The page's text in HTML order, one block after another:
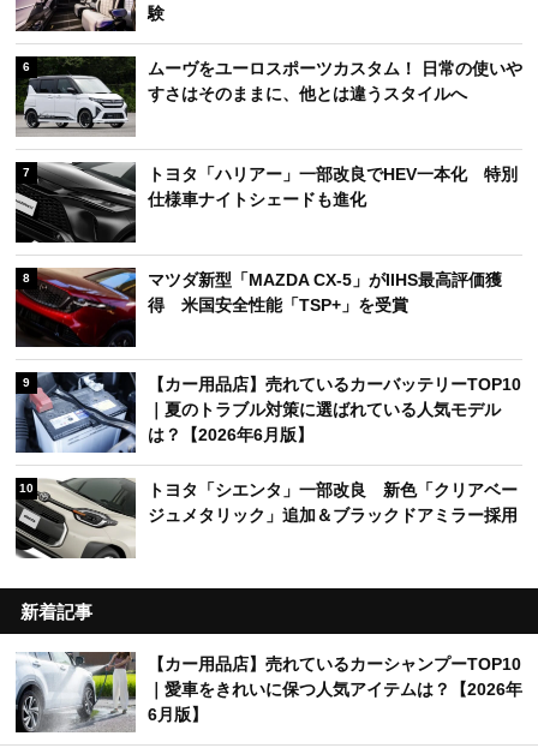
験
6
ムーヴをユーロスポーツカスタム！ 日常の使いや
すさはそのままに、他とは違うスタイルへ
7
トヨタ「ハリアー」一部改良でHEV一本化 特別
仕様車ナイトシェードも進化
8
マツダ新型「MAZDA CX-5」がIIHS最高評価獲
得 米国安全性能「TSP+」を受賞
9
【カー用品店】売れているカーバッテリーTOP10
｜夏のトラブル対策に選ばれている人気モデル
は？【2026年6月版】
10
トヨタ「シエンタ」一部改良 新色「クリアベー
ジュメタリック」追加＆ブラックドアミラー採用
新着記事
【カー用品店】売れているカーシャンプーTOP10
｜愛車をきれいに保つ人気アイテムは？【2026年
6月版】